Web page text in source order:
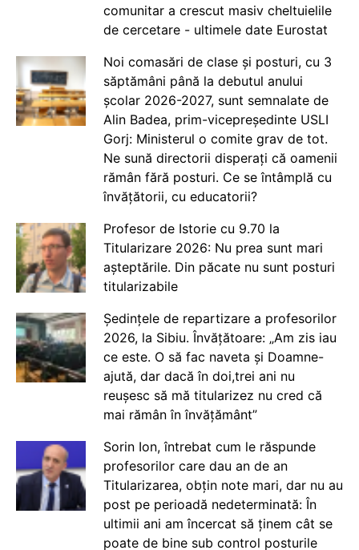
comunitar a crescut masiv cheltuielile
de cercetare - ultimele date Eurostat
Noi comasări de clase și posturi, cu 3
săptămâni până la debutul anului
școlar 2026-2027, sunt semnalate de
Alin Badea, prim-vicepreședinte USLI
Gorj: Ministerul o comite grav de tot.
Ne sună directorii disperați că oamenii
rămân fără posturi. Ce se întâmplă cu
învățătorii, cu educatorii?
Profesor de Istorie cu 9.70 la
Titularizare 2026: Nu prea sunt mari
așteptările. Din păcate nu sunt posturi
titularizabile
Ședințele de repartizare a profesorilor
2026, la Sibiu. Învățătoare: „Am zis iau
ce este. O să fac naveta și Doamne-
ajută, dar dacă în doi,trei ani nu
reușesc să mă titularizez nu cred că
mai rămân în învățământ”
Sorin Ion, întrebat cum le răspunde
profesorilor care dau an de an
Titularizarea, obțin note mari, dar nu au
post pe perioadă nedeterminată: În
ultimii ani am încercat să ținem cât se
poate de bine sub control posturile